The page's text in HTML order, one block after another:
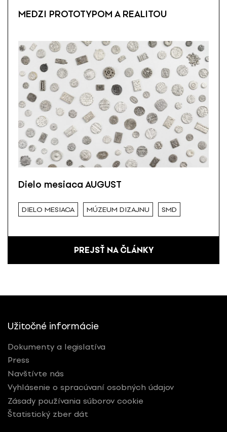
MEDZI PROTOTYPOM A REALITOU
Dielo mesiaca AUGUST
DIELO MESIACA MÚZEUM DIZAJNU SMD
PREJSŤ NA ČLÁNKY
Užitočné informácie
Dokumenty a legislatíva
Press
Navštívte nás
Vyhlásenie o spracúvaní osobných údajov
Zásady používania súborov cookie
Štatistický zber dát